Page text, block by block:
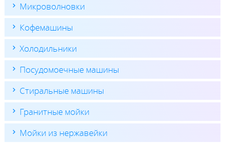
Микроволновки
Кофемашины
Холодильники
Посудомоечные машины
Стиральные машины
Гранитные мойки
Мойки из нержавейки